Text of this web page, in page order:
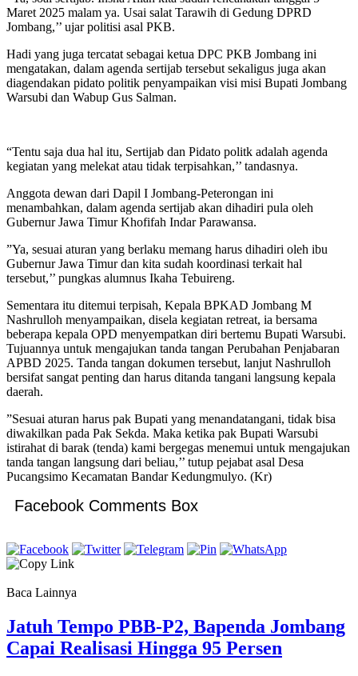
Maret 2025 malam ya. Usai salat Tarawih di Gedung DPRD
Jombang,’’ ujar politisi asal PKB.
Hadi yang juga tercatat sebagai ketua DPC PKB Jombang ini
mengatakan, dalam agenda sertijab tersebut sekaligus juga akan
diagendakan pidato politik penyampaikan visi misi Bupati Jombang
Warsubi dan Wabup Gus Salman.
“Tentu saja dua hal itu, Sertijab dan Pidato politk adalah agenda
kegiatan yang melekat atau tidak terpisahkan,’’ tandasnya.
Anggota dewan dari Dapil I Jombang-Peterongan ini
menambahkan, dalam agenda sertijab akan dihadiri pula oleh
Gubernur Jawa Timur Khofifah Indar Parawansa.
”Ya, sesuai aturan yang berlaku memang harus dihadiri oleh ibu
Gubernur Jawa Timur dan kita sudah koordinasi terkait hal
tersebut,’’ pungkas alumnus Ikaha Tebuireng.
Sementara itu ditemui terpisah, Kepala BPKAD Jombang M
Nashrulloh menyampaikan, disela kegiatan retreat, ia bersama
beberapa kepala OPD menyempatkan diri bertemu Bupati Warsubi.
Tujuannya untuk mengajukan tanda tangan Perubahan Penjabaran
APBD 2025. Tanda tangan dokumen tersebut, lanjut Nashrulloh
bersifat sangat penting dan harus ditanda tangani langsung kepala
daerah.
”Sesuai aturan harus pak Bupati yang menandatangani, tidak bisa
diwakilkan pada Pak Sekda. Maka ketika pak Bupati Warsubi
istirahat di barak (tenda) kami bergegas menemui untuk mengajukan
tanda tangan langsung dari beliau,’’ tutup pejabat asal Desa
Pucangsimo Kecamatan Bandar Kedungmulyo. (Kr)
Facebook Comments Box
Baca Lainnya
Jatuh Tempo PBB-P2, Bapenda Jombang
Capai Realisasi Hingga 95 Persen